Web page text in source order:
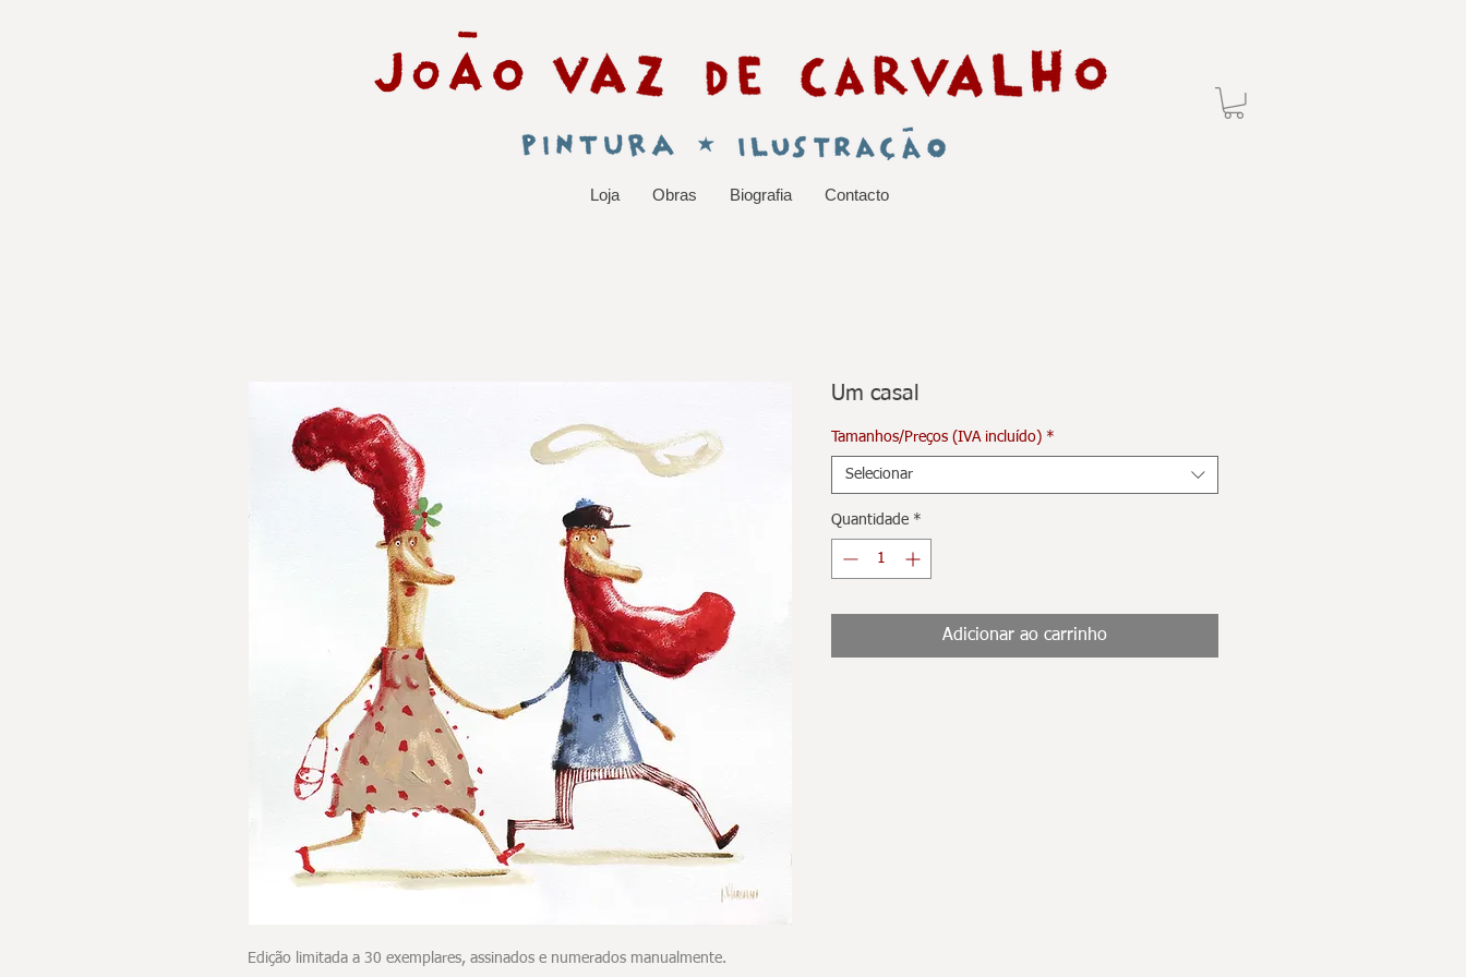
Loja Obras Biografia Contacto
Edição limitada a 30 exemplares, assinados e numerados manualmente.
Um casal
Tamanhos/Preços (IVA incluído) *
Selecionar
Quantidade *
Adicionar ao carrinho